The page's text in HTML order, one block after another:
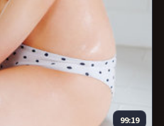
99:19